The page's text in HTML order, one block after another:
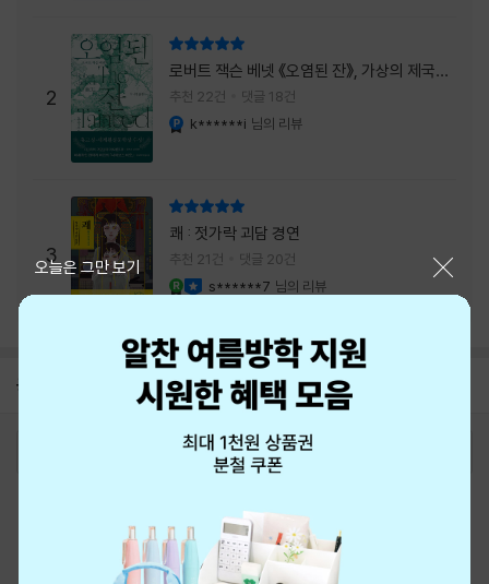
2
로버트 잭슨 베넷 《오염된 잔》, 가상의 제국이
주는 실감과 미스터리 사건의 치밀함이 이루어
내는 최상의 시너지...
추천 22건 댓글 18건
k******i 님의 리뷰
3
쾌 : 젓가락 괴담 경연
추천 21건 댓글 20건
s******7 님의 리뷰
공지 8월 신용카드 무이자할부 안내
오늘은 그만 보기
최근 본 상품
eBook 1:1문의/채팅상담
예스이십사(주) 사업자 정보